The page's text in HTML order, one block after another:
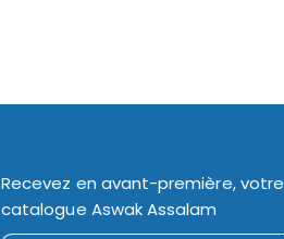
Recevez en avant-première, votre
catalogue Aswak Assalam